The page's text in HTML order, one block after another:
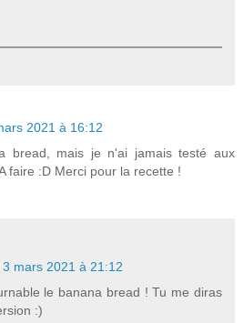
2021 à 16:12
bread, mais je n'ai jamais testé aux
faire :D Merci pour la recette !
3 mars 2021 à 21:12
le banana bread ! Tu me diras
:)